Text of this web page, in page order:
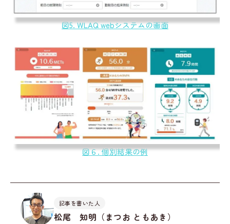
図5. WLAQ webシステムの画面
図６. 個別結果の例
記事を書いた人
松尾 知明（まつお ともあき）